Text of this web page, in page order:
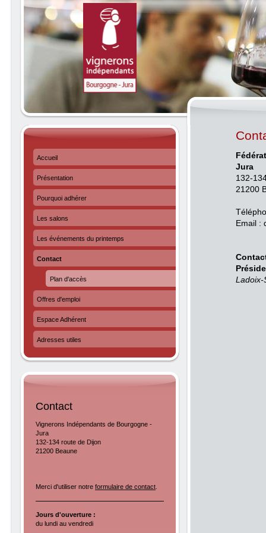
Jura
132-
21200
Email :
Ladoix-
Accueil
Présentation
Pourquoi adhérer
Les salons
Les événements du printemps
Contact
Plan d'accès
Offres d'emploi
Espace Adhérent
Adresses utiles
Contact
Vignerons Indépendants de Bourgogne -
Jura
132-134 route de Dijon
21200 Beaune
Merci d'utiliser notre formulaire de contact
Jours d'ouverture :
du lundi au vendredi